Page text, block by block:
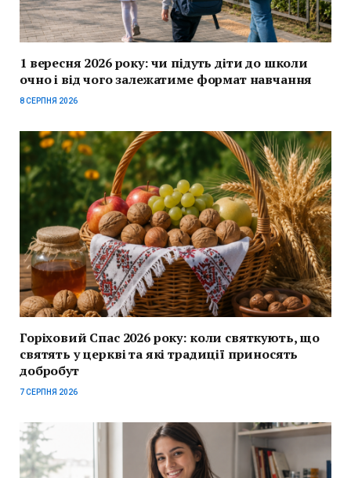
1 вересня 2026 року: чи підуть діти до школи
очно і від чого залежатиме формат навчання
8 СЕРПНЯ 2026
Горіховий Спас 2026 року: коли святкують, що
святять у церкві та які традиції приносять
добробут
7 СЕРПНЯ 2026